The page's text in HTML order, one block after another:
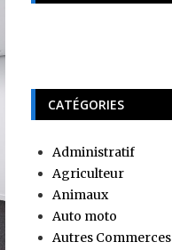
CATÉGORIES
Administratif
Agriculteur
Animaux
Auto moto
Autres Commerces